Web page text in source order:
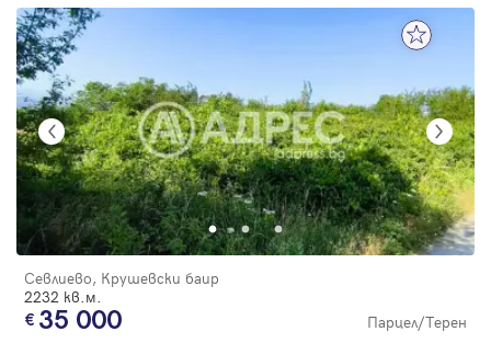
Севлиево, Крушевски баир
2232 кв.м.
35 000 Парцел/Терен